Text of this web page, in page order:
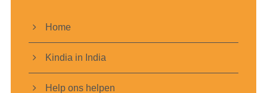
Home
Kindia in India
Help ons helpen